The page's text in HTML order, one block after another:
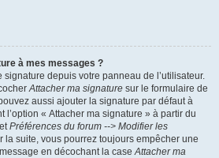
à mes messages ?
signature depuis votre panneau de l’utilisateur.
Attacher ma signature sur le formulaire de
aussi ajouter la signature par défaut à
l’option « Attacher ma signature » à partir du
Préférences du forum --> Modifier les
la suite, vous pourrez toujours empêcher une
en décochant la caseAttacher ma